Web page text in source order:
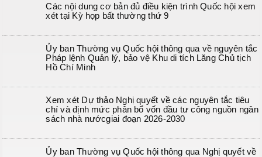
Các nội dung cơ bản đủ điều kiện trình Quốc hội xem
xét tại Kỳ họp bất thường thứ 9
Ủy ban Thường vụ Quốc hội thông qua về nguyên tắc
Pháp lệnh Quản lý, bảo vệ Khu di tích Lăng Chủ tịch
Hồ Chí Minh
Xem xét Dự thảo Nghị quyết về các nguyên tắc tiêu
chí và định mức phân bổ vốn đầu tư công nguồn ngân
sách nhà nướcgiai đoạn 2026-2030
Ủy ban Thường vụ Quốc hội thông qua Nghị quyết về